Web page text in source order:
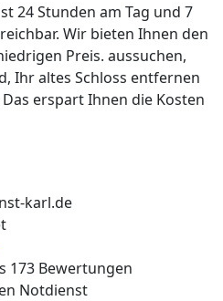
24 Stunden am Tag und 7
Wir bieten Ihnen den
Preis. aussuchen,
Ihr altes Schloss entfernen
erspart Ihnen die Kosten
karl.de
173 Bewertungen
Notdienst